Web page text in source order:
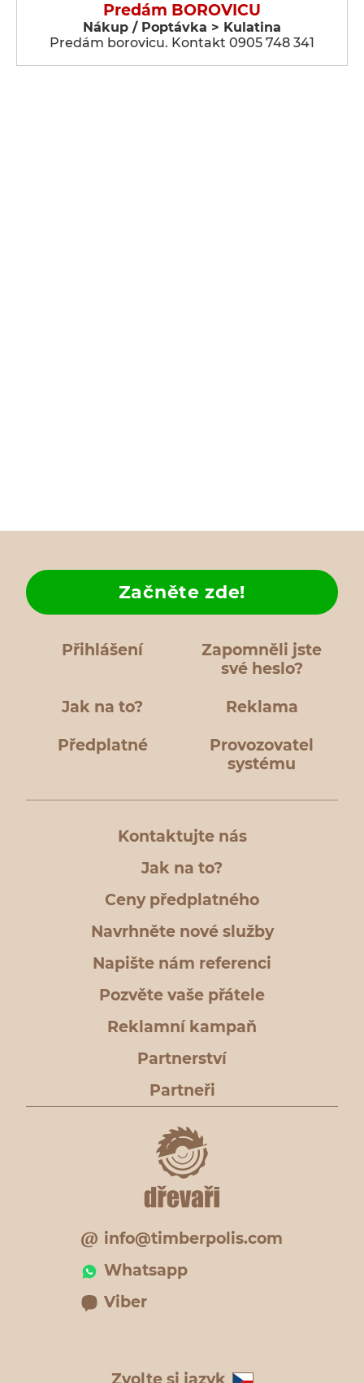
Predám BOROVICU
Nákup / Poptávka > Kulatina
Predám borovicu. Kontakt 0905 748 341
Přihlášení
Zapomněli jste
své heslo?
Jak na to?
Začněte zde!
Reklama
Předplatné
Provozovatel
systému
Kontaktujte nás
Jak na to?
Ceny předplatného
Navrhněte nové služby
Napište nám referenci
Pozvěte vaše přátele
Reklamní kampaň
Partnerství
Partneři
info@timberpolis.com
Whatsapp
Viber